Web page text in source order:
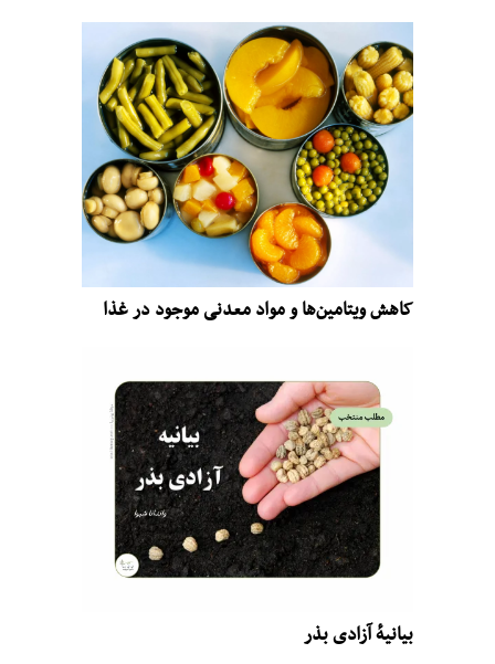
کاهش ویتامین‌ها و مواد معدنی موجود در غذا
بیانیهٔ آزادی بذر